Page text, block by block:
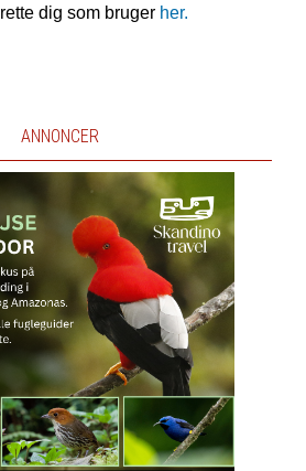
dig som bruger her.
ANNONCER